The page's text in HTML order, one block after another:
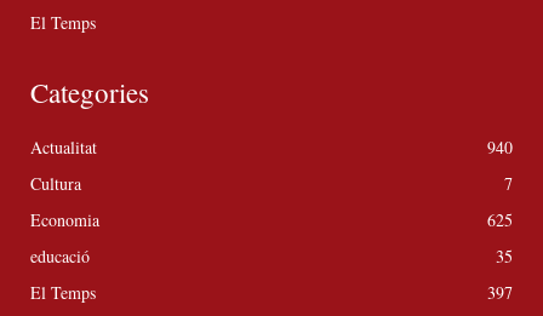
El Temps
Categories
Actualitat
940
Cultura
7
Economia
625
educació
35
El Temps
397